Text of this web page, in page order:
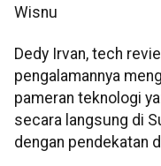
Wisnu
Dedy Irvan, tech
pengalamannya
pameran teknologi
secara langsung di
dengan pendekatan